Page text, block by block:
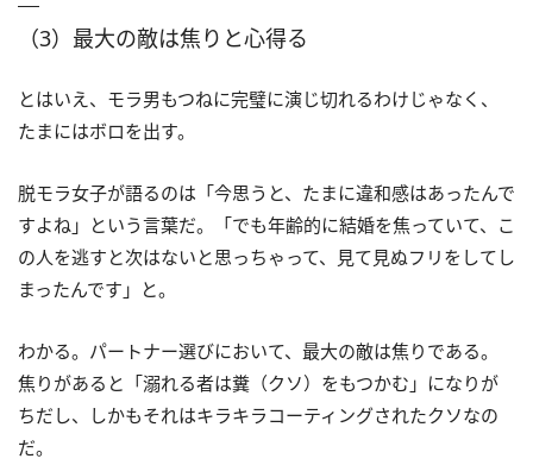
（3）最大の敵は焦りと心得る
とはいえ、モラ男もつねに完璧に演じ切れるわけじゃなく、
たまにはボロを出す。
脱モラ女子が語るのは「今思うと、たまに違和感はあったんで
すよね」という言葉だ。「でも年齢的に結婚を焦っていて、こ
の人を逃すと次はないと思っちゃって、見て見ぬフリをしてし
まったんです」と。
わかる。パートナー選びにおいて、最大の敵は焦りである。
焦りがあると「溺れる者は糞（クソ）をもつかむ」になりが
ちだし、しかもそれはキラキラコーティングされたクソなの
だ。